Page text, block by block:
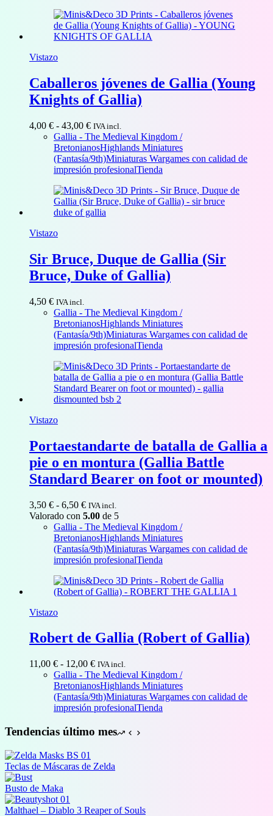
Vistazo
Caballeros jóvenes de Gallia (Young
Knights of Gallia)
4,00 € - 43,00 €Rango
de
precios:
desde
4,00 €
43,00 €
IVA incl.
Gallia - The Medieval Kingdom /
BretonianosHighlands Miniatures
(Fantasía/9th)Miniaturas Wargames con calidad de
impresión profesionalTienda
Vistazo
Sir Bruce, Duque de Gallia (Sir
Bruce, Duke of Gallia)
4,50 € IVA incl.
Gallia - The Medieval Kingdom /
BretonianosHighlands Miniatures
(Fantasía/9th)Miniaturas Wargames con calidad de
impresión profesionalTienda
Vistazo
Portaestandarte de batalla de Gallia a
pie o en montura (Gallia Battle
Standard Bearer on foot or mounted)
3,50 € - 6,50 €Rango
de
precios:
desde
3,50 €
hasta
IVA incl.
Valorado con 5.00 de 5
Gallia - The Medieval Kingdom /
BretonianosHighlands Miniatures
(Fantasía/9th)Miniaturas Wargames con calidad de
impresión profesionalTienda
Vistazo
Robert de Gallia (Robert of Gallia)
11,00 € - 12,00 €Rango
de
precios:
desde
11,00 €
12,00 €
IVA incl.
Gallia - The Medieval Kingdom /
BretonianosHighlands Miniatures
(Fantasía/9th)Miniaturas Wargames con calidad de
impresión profesionalTienda
Tendencias último mes
Teclas de Máscaras de Zelda
Busto de Maka
Malthael – Diablo 3 Reaper of Souls